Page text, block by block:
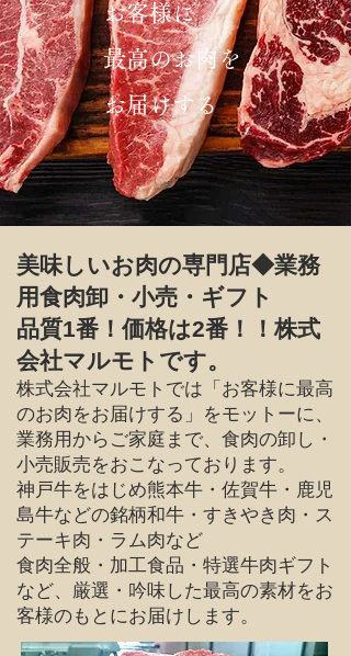
お客様に
最高のお肉を
お届けする
美味しいお肉の専門店◆業務
用食肉卸・小売・ギフト
品質1番！価格は2番！！株式
会社マルモトです。
株式会社マルモトでは「お客様に最高
のお肉をお届けする」をモットーに、
業務用からご家庭まで、食肉の卸し・
小売販売をおこなっております。
神戸牛をはじめ熊本牛・佐賀牛・鹿児
島牛などの銘柄和牛・すきやき肉・ス
テーキ肉・ラム肉など
食肉全般・加工食品・特選牛肉ギフト
など、厳選・吟味した最高の素材をお
客様のもとにお届けします。